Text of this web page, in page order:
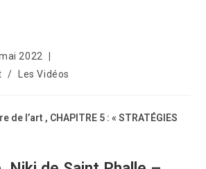
2022
/ Les Vidéos
l’art , CHAPITRE 5 : « STRATÉGIES